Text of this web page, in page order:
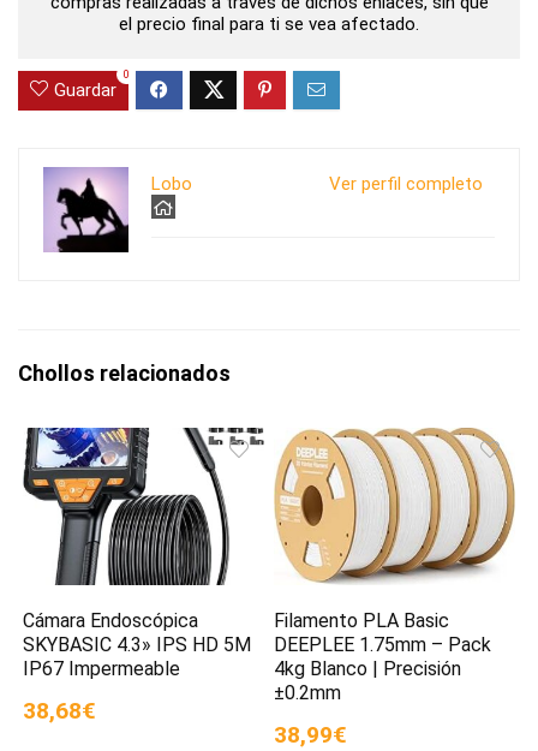
el precio final para ti se vea afectado.
Guardar
0
Ver perfil completo
Lobo
Chollos relacionados
Cámara Endoscópica
SKYBASIC 4.3» IPS HD 5M
IP67 Impermeable
38,68€
Filamento PLA Basic
DEEPLEE 1.75mm – Pack
4kg Blanco | Precisión
±0.2mm
38,99€